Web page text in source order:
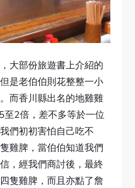
大部份旅遊書上介紹的
是老伯伯則花整整一小
而香川縣出名的地雞雞
至2倍，差不多等於一位
們初初害怕自己吃不
雞脾，當伯伯知道我們
，經我們商討後，最終
隻雞脾，而且亦點了詹